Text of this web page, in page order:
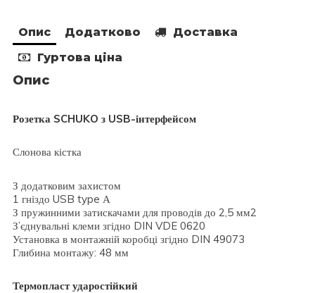
Опис Додатково
Доставка
Гуртова ціна
Опис
Розетка SCHUKO з USB-інтерфейсом
Слонова кістка
З додатковим захистом
1 гніздо USB type А
З пружинними затискачами для проводів до 2,5 мм2
З’єднувальні клеми згідно DIN VDE 0620
Установка в монтажній коробці згідно DIN 49073
Глибина монтажу: 48 мм
Термопласт ударостійкий